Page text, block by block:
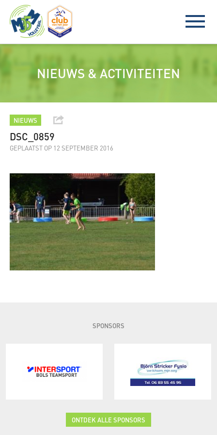
NIEUWS & ACTIVITEITEN
NIEUWS
DSC_0859
GEPLAATST OP 12 SEPTEMBER 2016
SPONSORS
ONTDEK ALLE SPONSORS